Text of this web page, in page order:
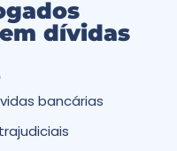
dívidas
bancárias